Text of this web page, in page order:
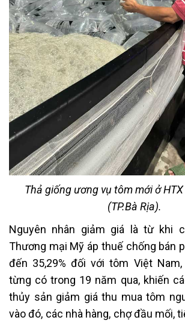
Thả giống ương vụ tôm mới ở
(TP.Bà Rịa).
Nguyên nhân giảm giá là từ khi
Thương mại Mỹ áp thuế chống bán
đến 35,29% đối với tôm Việt
từng có trong 19 năm qua, khiến
thủy sản giảm giá thu mua tôm
vào đó, các nhà hàng, chợ đầu mối,